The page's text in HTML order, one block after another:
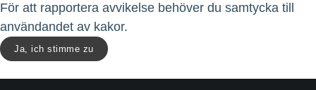
För att rapportera avvikelse behöver du samtycka till
användandet av kakor.
Ja, ich stimme zu